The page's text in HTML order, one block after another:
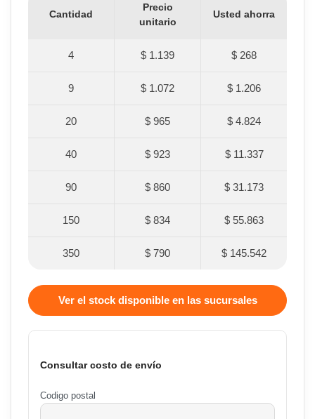
Cantidad
Precio
unitario
Usted ahorra
4 $ 1.139 $ 268
9 $ 1.072 $ 1.206
20 $ 965 $ 4.824
40 $ 923 $ 11.337
90 $ 860 $ 31.173
150 $ 834 $ 55.863
350 $ 790 $ 145.542
Ver el stock disponible en las sucursales
Consultar costo de envío
Codigo postal